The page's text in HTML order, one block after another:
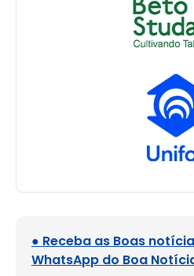
● Receba as Boas
WhatsApp do Boa